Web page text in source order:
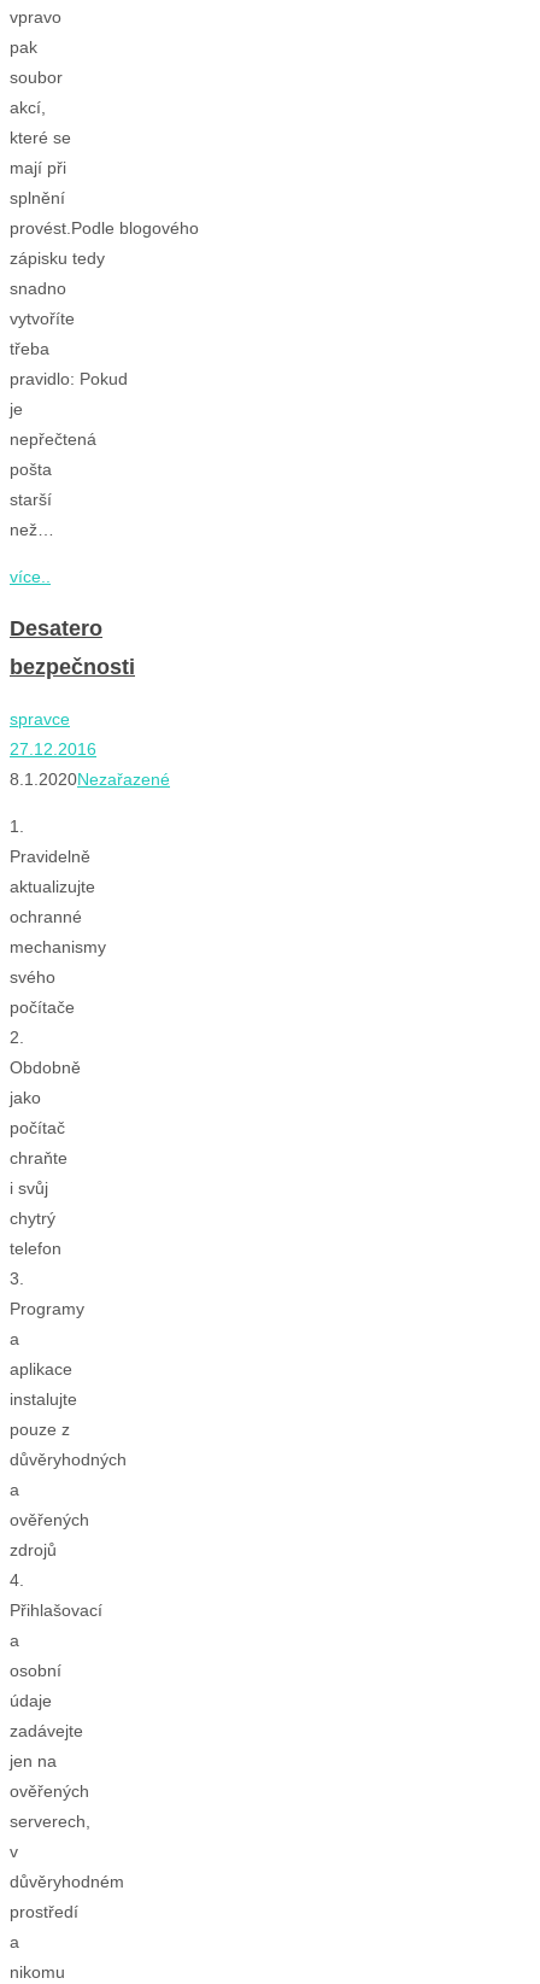
vpravo
pak
soubor
akcí,
které se
mají při
splnění
provést.Podle blogového
zápisku tedy
snadno
vytvoříte
třeba
pravidlo: Pokud
je
nepřečtená
pošta
starší
než…
více..
Desatero
bezpečnosti
spravce
27.12.2016
8.1.2020Nezařazené
1.
Pravidelně
aktualizujte
ochranné
mechanismy
svého
počítače
2.
Obdobně
jako
počítač
chraňte
i svůj
chytrý
telefon
3.
Programy
a
aplikace
instalujte
pouze z
důvěryhodných
a
ověřených
zdrojů
4.
Přihlašovací
a
osobní
údaje
zadávejte
jen na
ověřených
serverech,
v
důvěryhodném
prostředí
a
nikomu